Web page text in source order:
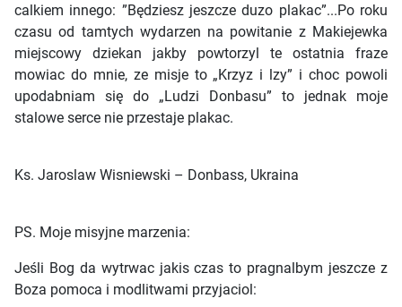
calkiem innego: ”Będziesz jeszcze duzo plakac”...Po roku
czasu od tamtych wydarzen na powitanie z Makiejewka
miejscowy dziekan jakby powtorzyl te ostatnia fraze
mowiac do mnie, ze misje to „Krzyz i lzy” i choc powoli
upodabniam się do „Ludzi Donbasu” to jednak moje
stalowe serce nie przestaje plakac.
Ks. Jaroslaw Wisniewski – Donbass, Ukraina
PS. Moje misyjne marzenia:
Jeśli Bog da wytrwac jakis czas to pragnalbym jeszcze z
Boza pomoca i modlitwami przyjaciol: